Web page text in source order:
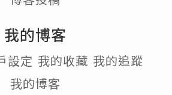
我的博客
設定 我的收藏 我的追蹤
我的博客